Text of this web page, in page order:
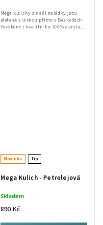
Mega kulichy z naší nabídky jsou
pletené s láskou přímo v Beskydách.
Vyrobené z kvalitního 100% akrylu,
Novinka Tip
Mega Kulich - Petrolejová
Skladem
890 Kč